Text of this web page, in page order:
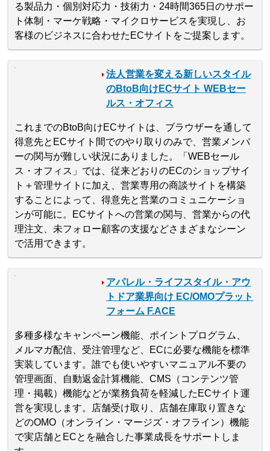
る製品力・個別対応力・技術力・24時間365日のサポー
ト体制・マーケ戦略・マイクロサービスを実現し、お
客様のビジネスに合わせたECサイトをご提案します。
法人営業を変える新しいスタイル
のBtoB向けECサイト WEBセー
ルス・オフィス
これまでのBtoB向けECサイトは、ブラウザーを通して
得意先とECサイト間でのやり取りのみで、営業メンバ
ーの関与が難しい状況にありました。「WEBセール
ス・オフィス」では、従来どおりのECのショップサイ
ト＋管理サイトに加え、営業専用の商談サイトを構築
することによって、得意先と営業のコミュニケーショ
ンが可能に。ECサイトへの営業の関与、営業からの代
理注文、未フォロー顧客の支援などさまざまなシーン
で活用できます。
アパレル・ライフスタイル・アウ
トドア業界向け EC/OMOプラット
フォーム F.ACE
多種多様なキャンペーン機能、ポイントプログラム、
メルマガ配信、受注管理など、ECに必要な機能を標準
実装しています。誰でも使いやすいマニュアル不要の
管理画面、自動返金計算機能、CMS（コンテンツ管
理・掲載）機能などが業務負荷を軽減したECサイト運
営を実現します。店舗受け取り、店舗在庫取り置きな
どのOMO（オンライン・マージズ・オフライン）機能
で実店舗とECとを融合した事業成長をサポートしま